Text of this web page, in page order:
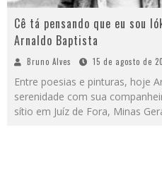
Cê tá pensando que eu sou
Arnaldo Baptista
Bruno Alves 15 de agosto de
Entre poesias e pinturas, hoje
serenidade com sua
sítio em Juíz de Fora, Minas